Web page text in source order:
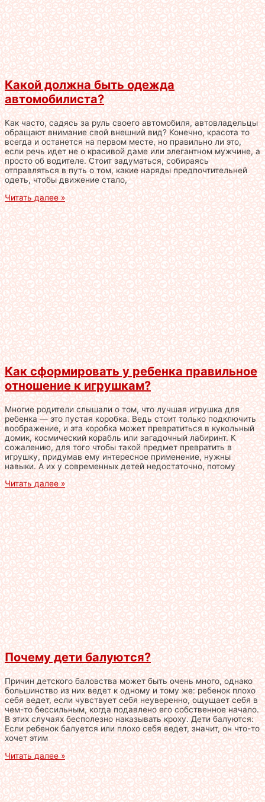
Какой должна быть одежда
автомобилиста?
Как часто, садясь за руль своего автомобиля, автовладельцы
обращают внимание свой внешний вид? Конечно, красота то
всегда и останется на первом месте, но правильно ли это,
если речь идет не о красивой даме или элегантном мужчине, а
просто об водителе. Стоит задуматься, собираясь
отправляться в путь о том, какие наряды предпочтительней
одеть, чтобы движение стало,
Читать далее »
Как сформировать у ребенка правильное
отношение к игрушкам?
Многие родители слышали о том, что лучшая игрушка для
ребенка — это пустая коробка. Ведь стоит только подключить
воображение, и эта коробка может превратиться в кукольный
домик, космический корабль или загадочный лабиринт. К
сожалению, для того чтобы такой предмет превратить в
игрушку, придумав ему интересное применение, нужны
навыки. А их у современных детей недостаточно, потому
Читать далее »
Почему дети балуются?
Причин детского баловства может быть очень много, однако
большинство из них ведет к одному и тому же: ребенок плохо
себя ведет, если чувствует себя неуверенно, ощущает себя в
чем-то бессильным, когда подавлено его собственное начало.
В этих случаях бесполезно наказывать кроху. Дети балуются:
Если ребенок балуется или плохо себя ведет, значит, он что-то
хочет этим
Читать далее »